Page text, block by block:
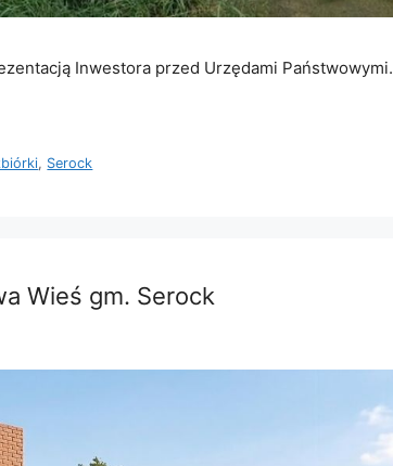
Inwestora przed Urzędami Państwowymi.
, Serock
Wieś gm. Serock